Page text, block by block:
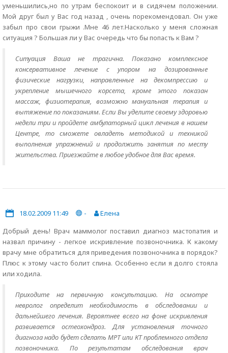
уменьшились,но по утрам беспокоит и в сидячем положении.
Мой друг был у Вас год назад , очень порекомендовал. Он уже
забыл про свои грыжи .Мне 46 лет.Насколько у меня сложная
ситуация ? Большая ли у Вас очередь что бы попасть к Вам ?
Ситуация Ваша не трагична. Показано комплексное
консервативное лечение с упором на дозированные
физические нагрузки, направленные на декомпрессию и
укрепление мышечного корсета, кроме этого показан
массаж, физиотерапия, возможно мануальная терапия и
вытяжение по показаниям. Если Вы уделите своему здоровью
недели три и пройдете амбулаторный цикл лечения в нашем
Центре, то сможете овладеть методикой и техникой
выполнения упражнений и продолжить занятия по месту
жительства. Приезжайте в любое удобное для Вас время.
18.02.2009 11:49 -
Елена
Добрый день! Врач маммолог поставил диагноз мастопатия и
назвал причину - легкое искривление позвоночника. К какому
врачу мне обратиться для приведения позвоночника в порядок?
Плюс к этому часто болит спина. Особенно если я долго стояла
или ходила.
Приходите на первичную консультацию. На осмотре
невролог определит необходимость в обследовании и
дальнейшего лечения. Вероятнее всего на фоне искривления
развивается остеохондроз. Для установления точного
диагноза надо будет сделать МРТ или КТ проблемного отдела
позвоночника. По результатам обследования врач